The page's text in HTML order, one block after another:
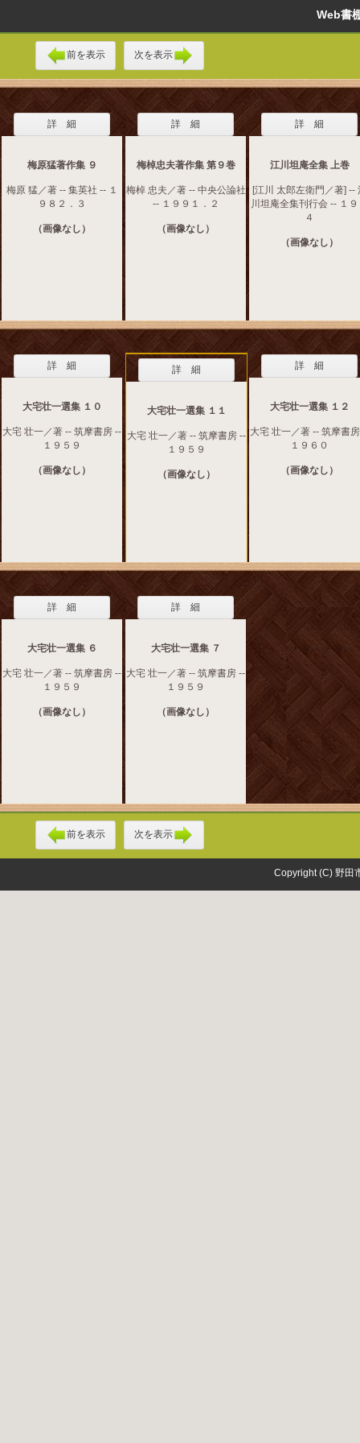
Web
前を表示 次を表示
詳 細
梅原猛著作集 ９
梅原 猛／著 -- 集英社 -- １
９８２．３
（画像なし）
詳 細
梅棹忠夫著作集 第９巻
梅棹 忠夫／著 -- 中央公論社
-- １９９１．２
（画像なし）
詳 細
江川坦庵全集 上巻
[江川 太郎左衛門／著] --
川坦庵全集刊行会 -- １
４
（画像なし）
詳 細
大宅壮一選集 １０
大宅 壮一／著 -- 筑摩書房 --
１９５９
（画像なし）
詳 細
大宅壮一選集 １１
大宅 壮一／著 -- 筑摩書房 --
１９５９
（画像なし）
詳 細
大宅壮一選集 １２
大宅 壮一／著 -- 筑摩書
１９６０
（画像なし）
詳 細
大宅壮一選集 ６
大宅 壮一／著 -- 筑摩書房 --
１９５９
（画像なし）
詳 細
大宅壮一選集 ７
大宅 壮一／著 -- 筑摩書房 --
１９５９
（画像なし）
前を表示 次を表示
Copyright (C) 野田